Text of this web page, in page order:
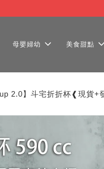
母嬰婦幼 美食甜點
2.0】斗宅折折杯❰現貨